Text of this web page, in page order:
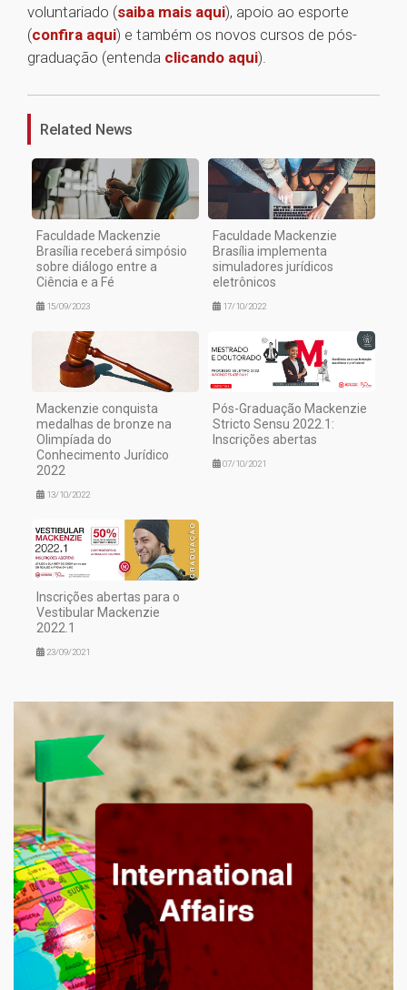
voluntariado (saiba mais aqui), apoio ao esporte
(confira aqui) e também os novos cursos de pós-
graduação (entenda clicando aqui).
1
Related News
Faculdade Mackenzie
Brasília receberá simpósio
sobre diálogo entre a
Ciência e a Fé
15/09/2023
Faculdade Mackenzie
Brasília implementa
simuladores jurídicos
eletrônicos
17/10/2022
Mackenzie conquista
medalhas de bronze na
Olimpíada do
Conhecimento Jurídico
2022
13/10/2022
Pós-Graduação Mackenzie
Stricto Sensu 2022.1:
Inscrições abertas
07/10/2021
Inscrições abertas para o
Vestibular Mackenzie
2022.1
23/09/2021